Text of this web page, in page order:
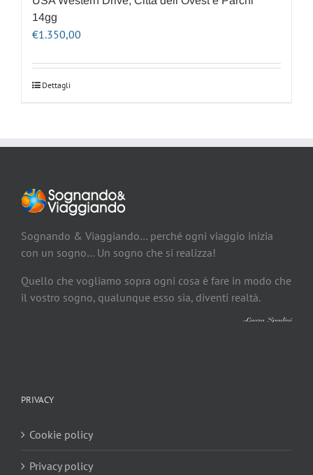
14gg
€1.350,00
Dettagli
Sognando & Viaggiando… perché ogni viaggio inizia
con un sogno… Un sogno che si realizza!
Quello che vogliamo sopra ogni cosa è fare in modo che
il vostro sogno, qualunque esso sia, diventi realtà.
PRIVACY
Cookie policy
Privacy policy